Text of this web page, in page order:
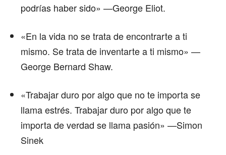
podrías haber sido» —George Eliot.
«En la vida no se trata de encontrarte a ti
mismo. Se trata de inventarte a ti mismo» —
George Bernard Shaw.
«Trabajar duro por algo que no te importa se
llama estrés. Trabajar duro por algo que te
importa de verdad se llama pasión» —Simon
Sinek